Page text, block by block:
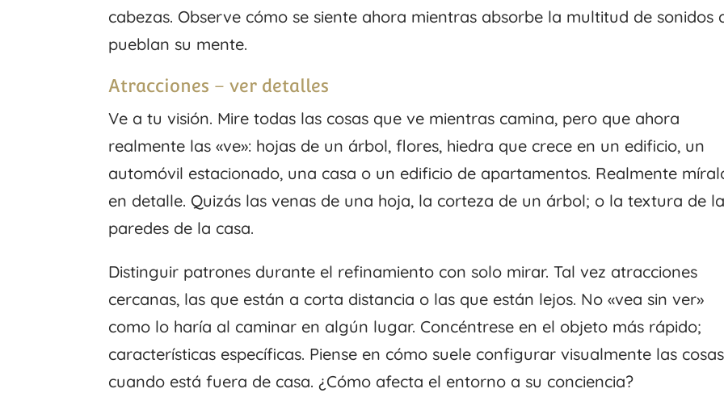
cabezas. Observe cómo se siente ahora mientras absorbe la multitud de sonidos
pueblan su mente.
Atracciones – ver detalles
Ve a tu visión. Mire todas las cosas que ve mientras camina, pero que ahora
realmente las «ve»: hojas de un árbol, flores, hiedra que crece en un edificio, un
automóvil estacionado, una casa o un edificio de apartamentos. Realmente
en detalle. Quizás las venas de una hoja, la corteza de un árbol; o la textura de
paredes de la casa.
Distinguir patrones durante el refinamiento con solo mirar. Tal vez atracciones
cercanas, las que están a corta distancia o las que están lejos. No «vea sin ver»
como lo haría al caminar en algún lugar. Concéntrese en el objeto más rápido;
características específicas. Piense en cómo suele configurar visualmente las cosas
cuando está fuera de casa. ¿Cómo afecta el entorno a su conciencia?